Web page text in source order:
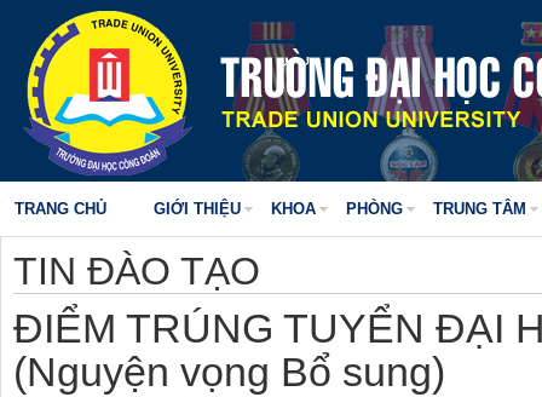
TRANG CHỦ GIỚI THIỆU KHOA PHÒNG TRUNG TÂM
TIN ĐÀO TẠO
ĐIỂM TRÚNG TUYỂN ĐẠI
(Nguyện vọng Bổ sung)